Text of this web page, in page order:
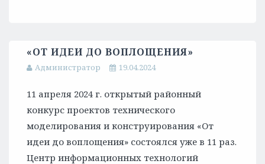
«ОТ ИДЕИ ДО ВОПЛОЩЕНИЯ»
Администратор 19.04.2024
11 апреля 2024 г. открытый районный
конкурс проектов технического
моделирования и конструирования «От
идеи до воплощения» состоялся уже в 11 раз.
Центр информационных технологий